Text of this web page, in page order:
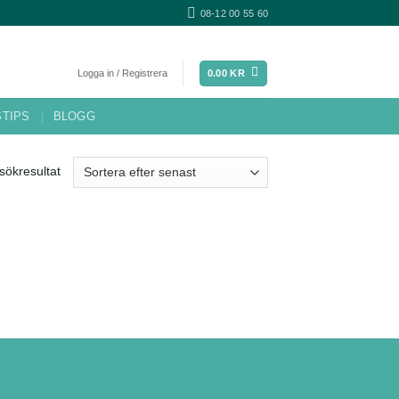
08-12 00 55 60
Logga in / Registrera 0.00KR
BLOGG